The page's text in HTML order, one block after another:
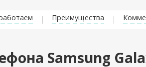
Преимущества
Samsung